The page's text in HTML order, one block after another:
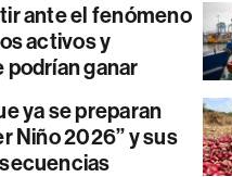
ante el fenómeno
activos y
ganar
ya se preparan
Niño 2026” y sus